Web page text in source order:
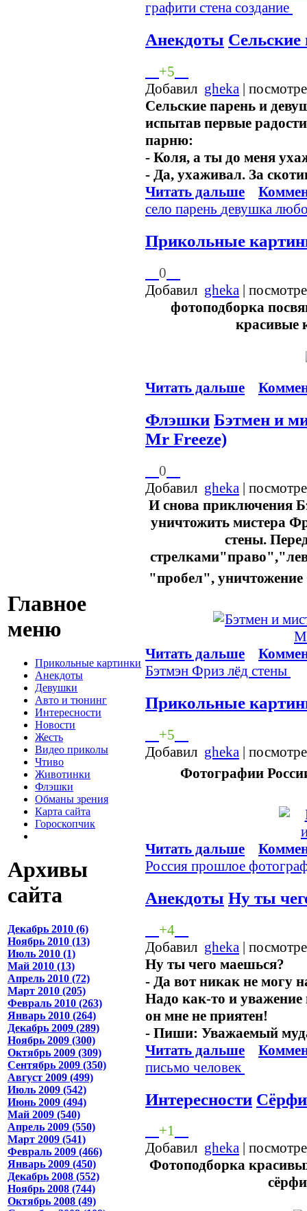
Главное
меню
Прикольные картинки
Анекдоты
Девушки
Авто и тюнинг
Интересности
Новости
Жесть
Видео приколы
Чтиво
Животинки
Флэшки
Обманы зрения
Карта сайта
Гороскопчик
Архивы
сайта
Декабрь 2010 (6)
Ноябрь 2010 (13)
Июль 2010 (1)
Май 2010 (13)
Апрель 2010 (72)
Март 2010 (205)
Февраль 2010 (263)
Январь 2010 (264)
Декабрь 2009 (289)
Ноябрь 2009 (300)
Октябрь 2009 (309)
Сентябрь 2009 (350)
Август 2009 (499)
Июль 2009 (542)
Июнь 2009 (494)
Май 2009 (540)
Апрель 2009 (550)
Март 2009 (541)
Февраль 2009 (466)
Январь 2009 (450)
Декабрь 2008 (552)
Ноябрь 2008 (744)
Октябрь 2008 (49)
графити стена создание
Анекдоты Сельские
+5
Добавил gheka |
Сельские парень и
испытав первые
парню:
- Коля, а ты до меня
- Да, ухаживал. За
Читать дальше
село парень девушка
Прикольные
0
Добавил gheka |
фотоподборка
красивые
Читать дальше
Флэшки Бэтмен и
Mr Freeze)
0
Добавил gheka |
И снова приключения
уничтожить мистера
стены.
"пробел",
Читать дальше
Бэтмэн Фриз лёд стены
Прикольные
+5
Добавил gheka |
Фотографии
Читать дальше
Россия прошлое
Анекдоты Ну ты
+4
Добавил gheka |
Ну ты чего маешься?
- Да вот никак не могу
Надо как-то и уважение
он мне не приятен!
- Пиши: Уважаемый
Читать дальше
письмо человек
Интересности
+1
Добавил gheka |
Фотоподборка